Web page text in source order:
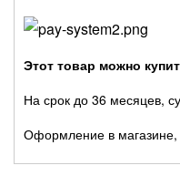
Этот товар можно
На срок до 36 месяцев,
Оформление в магазине,